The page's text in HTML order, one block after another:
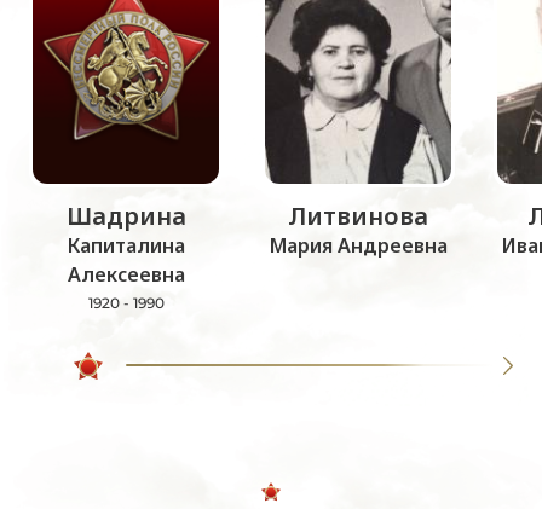
Шадрина
Капиталина
Алексеевна
1920 - 1990
Литвинова
Мария Андреевна